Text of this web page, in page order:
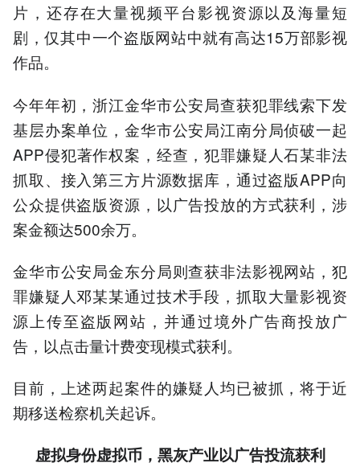
片，还存在大量视频平台影视资源以及海量短
剧，仅其中一个盗版网站中就有高达15万部影视
作品。
今年年初，浙江金华市公安局查获犯罪线索下发
基层办案单位，金华市公安局江南分局侦破一起
APP侵犯著作权案，经查，犯罪嫌疑人石某非法
抓取、接入第三方片源数据库，通过盗版APP向
公众提供盗版资源，以广告投放的方式获利，涉
案金额达500余万。
金华市公安局金东分局则查获非法影视网站，犯
罪嫌疑人邓某某通过技术手段，抓取大量影视资
源上传至盗版网站，并通过境外广告商投放广
告，以点击量计费变现模式获利。
目前，上述两起案件的嫌疑人均已被抓，将于近
期移送检察机关起诉。
虚拟身份虚拟币，黑灰产业以广告投流获利